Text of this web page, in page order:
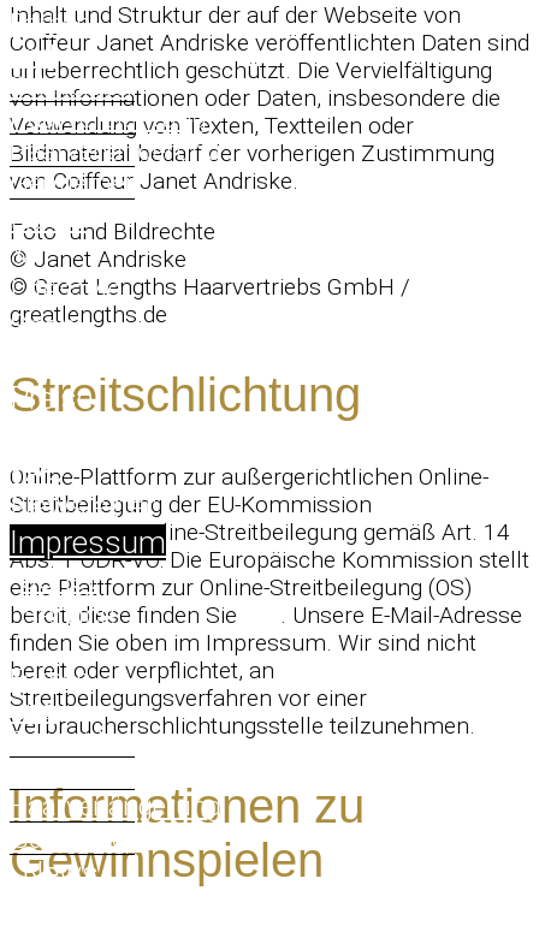
Färben
und
Schneiden
Haarverdichtung
Haarverlängerung
Gentlemen
News
&
Lifestyle
Shop
Preise
FAQ
Newsletter
Impressum
Janet
Service
Färben
und
Schneiden
Haarverlängerung
Gentlemen
News
Inhalt und Struktur der auf der Webseite von
Coiffeur Janet Andriske veröffentlichten Daten sind
urheberrechtlich geschützt. Die Vervielfältigung
von Informationen oder Daten, insbesondere die
Verwendung von Texten, Textteilen oder
Bildmaterial bedarf der vorherigen Zustimmung
von Coiffeur Janet Andriske.
Foto- und Bildrechte
© Janet Andriske
© Great Lengths Haarvertriebs GmbH /
greatlengths.de
Streitschlichtung
Online-Plattform zur außergerichtlichen Online-
Streitbeilegung der EU-Kommission
Hinweis zur Online-Streitbeilegung gemäß Art. 14
Abs. 1 ODR-VO: Die Europäische Kommission stellt
eine Plattform zur Online-Streitbeilegung (OS)
bereit, diese finden Sie
. Unsere E-Mail-Adresse
finden Sie oben im Impressum. Wir sind nicht
bereit oder verpflichtet, an
Streitbeilegungsverfahren vor einer
Verbraucherschlichtungsstelle teilzunehmen.
Informationen zu
Gewinnspielen